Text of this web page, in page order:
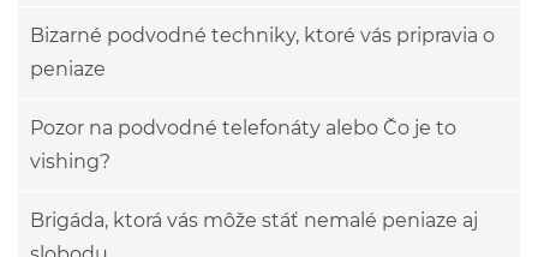
Bizarné podvodné techniky, ktoré vás pripravia o
peniaze
Pozor na podvodné telefonáty alebo Čo je to
vishing?
Brigáda, ktorá vás môže stáť nemalé peniaze aj